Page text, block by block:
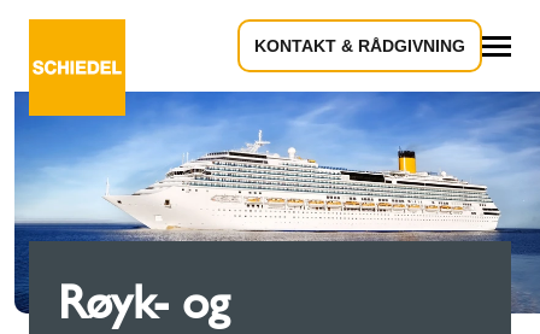
KONTAKT & RÅDGIVNING
Røyk- og